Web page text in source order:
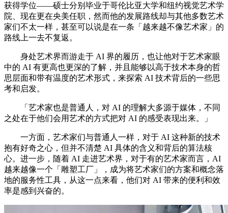
获得学位——硕士分别毕业于哥伦比亚大学和纽约视觉艺术学
院、现在更在央美任职，然而他的发展路线却与其他多数艺术
家们不太一样，甚至可以说是在一条「越来越不像艺术家」的
路线上一去不复返。
身处艺术界而游走于 AI 界的履历，也让他对于艺术家眼
中的 AI 有更高也更深的了解，并且能够以高于技术本身的哲
思层面和带有温度的艺术形式，来探索 AI 技术背后的一些思
考和启发。
「艺术家也是普通人，对 AI 的理解大多源于媒体，不同
之处在于他们会用艺术的方式把对 AI 的感受表现出来。」
一方面，艺术家们与普通人一样，对于 AI 这种新的技术
抱有好奇之心，但并不清楚 AI 具体的含义和背后的算法核
心。进一步，随着 AI 走进艺术界，对于有的艺术家而言，AI
越来越像一个「雕塑工厂」，成为将艺术家们的方案和概念落
地的服务性工具，从这一点来看，他们对 AI 带来的便利和效
率是感到兴奋的。